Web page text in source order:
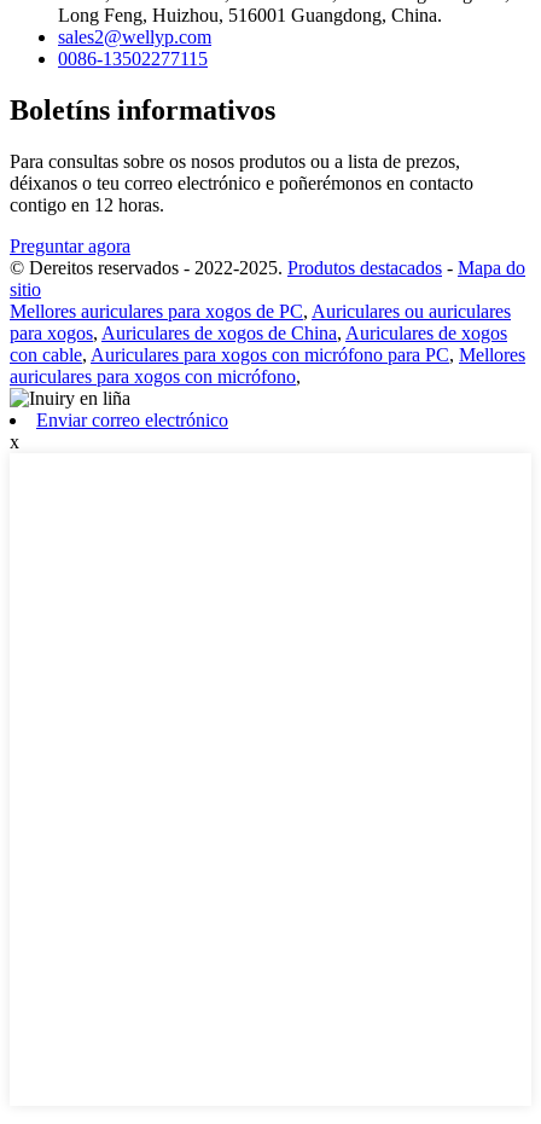
Long Feng, Huizhou, 516001 Guangdong, China.
sales2@wellyp.com
0086-13502277115
Boletíns informativos
Para consultas sobre os nosos produtos ou a lista de prezos,
déixanos o teu correo electrónico e poñerémonos en contacto
contigo en 12 horas.
Preguntar agora
© Dereitos reservados - 2022-2025. Produtos destacados - Mapa do
sitio
Mellores auriculares para xogos de PC, Auriculares ou auriculares
para xogos, Auriculares de xogos de China, Auriculares de xogos
con cable, Auriculares para xogos con micrófono para PC, Mellores
auriculares para xogos con micrófono,
Enviar correo electrónico
x